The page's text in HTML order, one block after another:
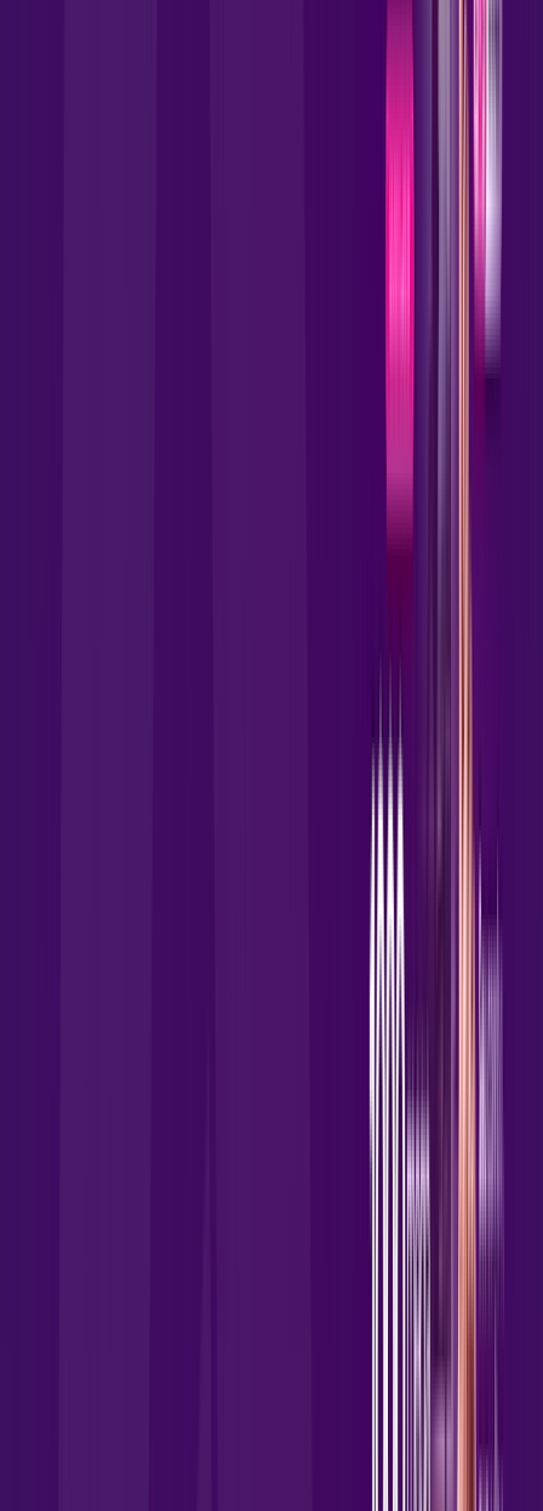
Assista filmes e séries em 4k sem interrupções
Wi-fi de alta performance para curtir e compartilhar à vontade